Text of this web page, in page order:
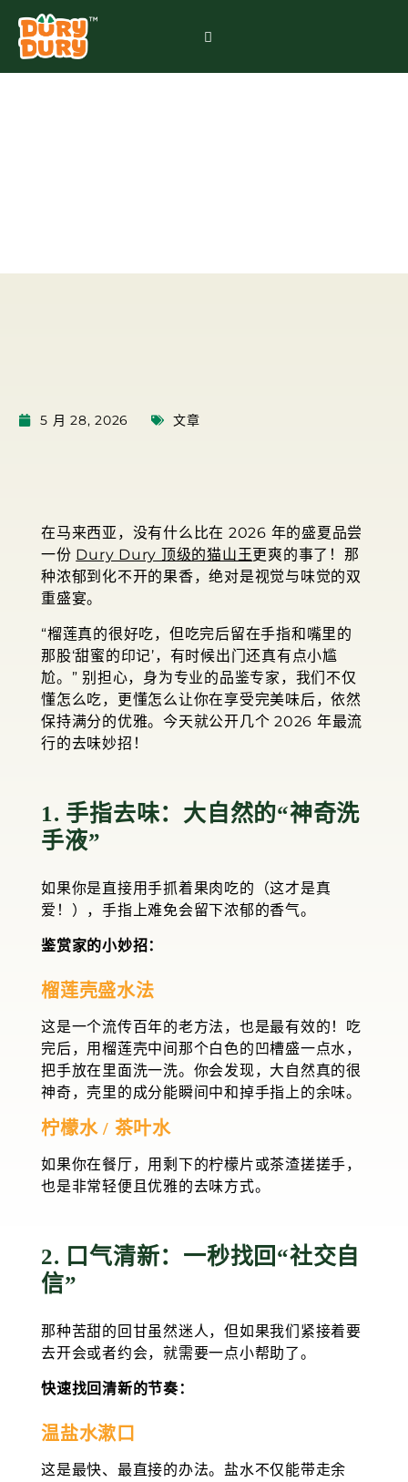
5 月 28, 2026 文章
在马来西亚，没有什么比在 2026 年的盛夏品尝
一份 Dury Dury 顶级的猫山王更爽的事了！那
种浓郁到化不开的果香，绝对是视觉与味觉的双
重盛宴。
“榴莲真的很好吃，但吃完后留在手指和嘴里的
那股‘甜蜜的印记’，有时候出门还真有点小尴
尬。” 别担心，身为专业的品鉴专家，我们不仅
懂怎么吃，更懂怎么让你在享受完美味后，依然
保持满分的优雅。今天就公开几个 2026 年最流
行的去味妙招！
1. 手指去味：大自然的“神奇洗
手液”
如果你是直接用手抓着果肉吃的（这才是真
爱！），手指上难免会留下浓郁的香气。
鉴赏家的小妙招：
榴莲壳盛水法
这是一个流传百年的老方法，也是最有效的！吃
完后，用榴莲壳中间那个白色的凹槽盛一点水，
把手放在里面洗一洗。你会发现，大自然真的很
神奇，壳里的成分能瞬间中和掉手指上的余味。
柠檬水 / 茶叶水
如果你在餐厅，用剩下的柠檬片或茶渣搓搓手，
也是非常轻便且优雅的去味方式。
2. 口气清新：一秒找回“社交自
信”
那种苦甜的回甘虽然迷人，但如果我们紧接着要
去开会或者约会，就需要一点小帮助了。
快速找回清新的节奏：
温盐水漱口
这是最快、最直接的办法。盐水不仅能带走余